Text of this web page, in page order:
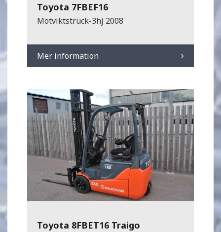
Toyota 7FBEF16
Motviktstruck-3hj 2008
Mer information
Toyota 8FBET16 Traigo